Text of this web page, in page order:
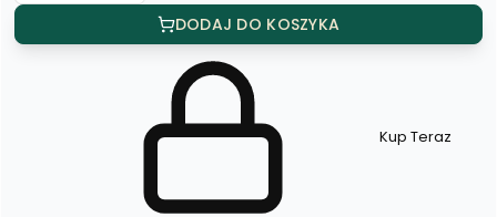
DODAJ DO KOSZYKA
Szybki
produktu
Kolczyki
Kup Teraz